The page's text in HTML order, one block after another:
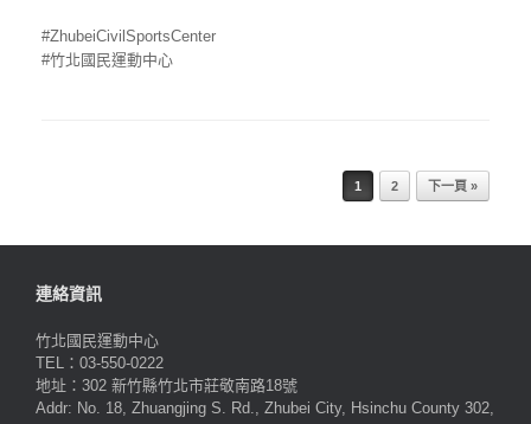
#ZhubeiCivilSportsCenter
#竹北國民運動中心
1 2 下一頁 »
連絡資訊
竹北國民運動中心
TEL：03-550-0222
地址：302 新竹縣竹北市莊敬南路18號
Addr: No. 18, Zhuangjing S. Rd., Zhubei City, Hsinchu County 302,